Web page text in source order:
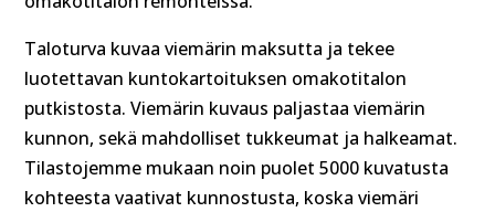
Taloturva kuvaa viemärin maksutta ja tekee
luotettavan kuntokartoituksen omakotitalon
putkistosta. Viemärin kuvaus paljastaa viemärin
kunnon, sekä mahdolliset tukkeumat ja halkeamat.
Tilastojemme mukaan noin puolet 5000 kuvatusta
kohteesta vaativat kunnostusta, koska viemäri